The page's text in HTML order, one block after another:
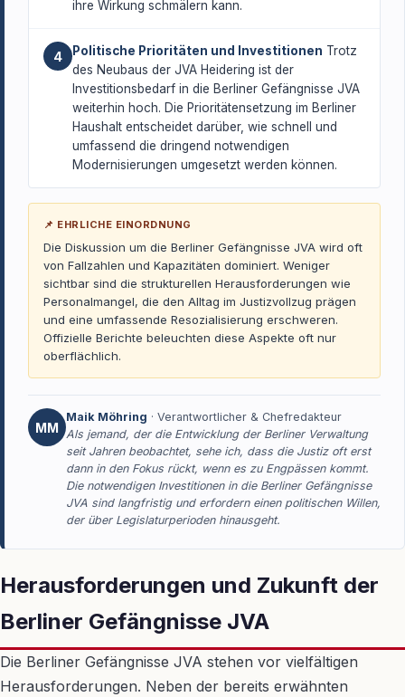
ihre Wirkung schmälern kann.
4 Politische Prioritäten und Investitionen Trotz
des Neubaus der JVA Heidering ist der
Investitionsbedarf in die Berliner Gefängnisse JVA
weiterhin hoch. Die Prioritätensetzung im Berliner
Haushalt entscheidet darüber, wie schnell und
umfassend die dringend notwendigen
Modernisierungen umgesetzt werden können.
📌 EHRLICHE EINORDNUNG
Die Diskussion um die Berliner Gefängnisse JVA wird oft
von Fallzahlen und Kapazitäten dominiert. Weniger
sichtbar sind die strukturellen Herausforderungen wie
Personalmangel, die den Alltag im Justizvollzug prägen
und eine umfassende Resozialisierung erschweren.
Offizielle Berichte beleuchten diese Aspekte oft nur
oberflächlich.
MM
Maik Möhring · Verantwortlicher & Chefredakteur
Als jemand, der die Entwicklung der Berliner Verwaltung
seit Jahren beobachtet, sehe ich, dass die Justiz oft erst
dann in den Fokus rückt, wenn es zu Engpässen kommt.
Die notwendigen Investitionen in die Berliner Gefängnisse
JVA sind langfristig und erfordern einen politischen Willen,
der über Legislaturperioden hinausgeht.
Herausforderungen und Zukunft der
Berliner Gefängnisse JVA
Die Berliner Gefängnisse JVA stehen vor vielfältigen
Herausforderungen. Neben der bereits erwähnten